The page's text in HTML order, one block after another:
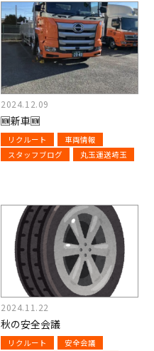
2024.12.09
🆕新車🆕
リクルート
車両情報
スタッフブログ
丸玉運送埼玉
2024.11.22
秋の安全会議
リクルート
安全会議